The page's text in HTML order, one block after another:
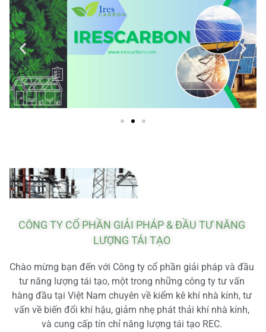
CÔNG TY CỔ PHẦN GIẢI PHÁP & ĐẦU TƯ NĂNG
LƯỢNG TÁI TẠO
Chào mừng bạn đến với Công ty cổ phần giải pháp và đầu
tư năng lượng tái tạo, một trong những công ty tư vấn
hàng đầu tại Việt Nam chuyên về kiểm kê khí nhà kính, tư
vấn về biến đổi khí hậu, giảm nhẹ phát thải khí nhà kính,
và cung cấp tín chỉ năng lượng tái tạo REC.